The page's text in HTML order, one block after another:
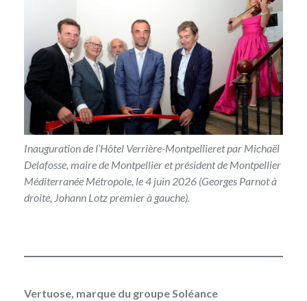
Inauguration de l’Hôtel Verrière-Montpellieret par Michaël
Delafosse, maire de Montpellier et président de Montpellier
Méditerranée Métropole, le 4 juin 2026 (Georges Parnot à
droite, Johann Lotz premier à gauche).
Vertuose, marque du groupe Soléance